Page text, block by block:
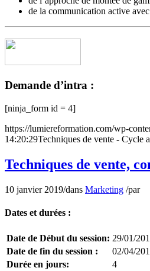
de la communication active
Demande d’intra :
[ninja_form id = 4]
https://lumiereformation.com/wp-
14:20:29Techniques de vente - Cycle
Techniques de vente,
10 janvier 2019/dans Marketing /par
Dates et durées :
Date de Début du session: 29/01/
Date de fin du session :
02/04/
Durée en jours:
4